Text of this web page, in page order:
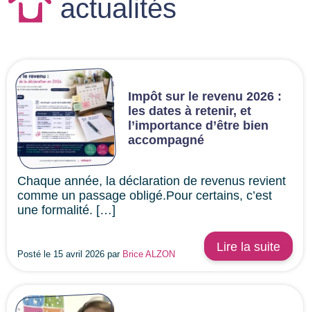
actualités
Impôt sur le revenu 2026 :
les dates à retenir, et
l’importance d’être bien
accompagné
Chaque année, la déclaration de revenus revient
comme un passage obligé.Pour certains, c’est
une formalité. […]
Posté le 15 avril 2026 par Brice ALZON
Lire la suite